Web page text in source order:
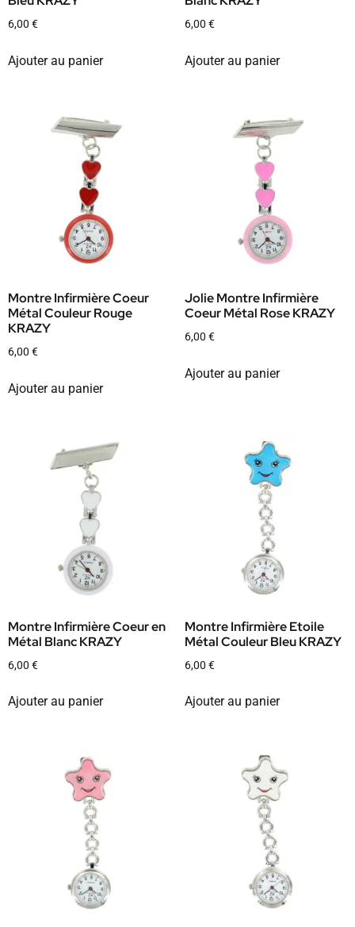
6,00 €
Ajouter au panier
6,00 €
Ajouter au panier
Montre Infirmière Coeur
Métal Couleur Rouge
KRAZY
6,00 €
Ajouter au panier
Jolie Montre Infirmière
Coeur Métal Rose KRAZY
6,00 €
Ajouter au panier
Montre Infirmière Coeur en
Métal Blanc KRAZY
6,00 €
Ajouter au panier
Montre Infirmière Etoile
Métal Couleur Bleu KRAZY
6,00 €
Ajouter au panier